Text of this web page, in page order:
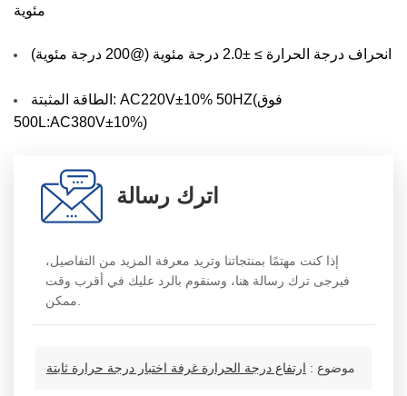
مئوية
انحراف درجة الحرارة ≥ ±2.0 درجة مئوية (@200 درجة مئوية)
الطاقة المثبتة: AC220V±10% 50HZ(فوق
500L:AC380V±10%)
اترك رسالة
إذا كنت مهتمًا بمنتجاتنا وتريد معرفة المزيد من التفاصيل،
فيرجى ترك رسالة هنا، وسنقوم بالرد عليك في أقرب وقت
ممكن.
موضوع : ارتفاع درجة الحرارة غرفة اختبار درجة حرارة ثابتة